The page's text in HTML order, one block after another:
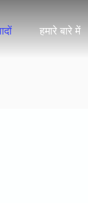
हमारे बारे में